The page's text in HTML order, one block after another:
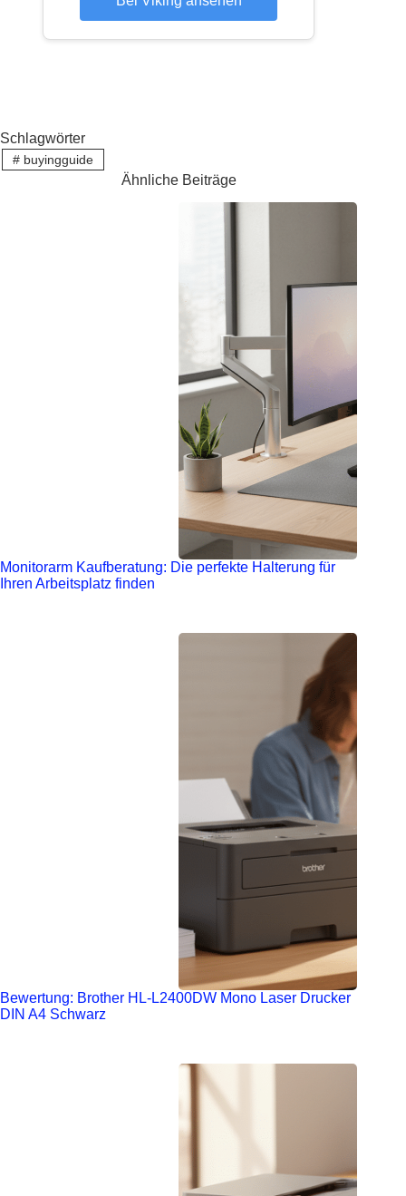
Schlagwörter
#buyingguide
Ähnliche Beiträge
Monitorarm Kaufberatung: Die perfekte Halterung für
Ihren Arbeitsplatz finden
Bewertung: Brother HL-L2400DW Mono Laser Drucker
DIN A4 Schwarz